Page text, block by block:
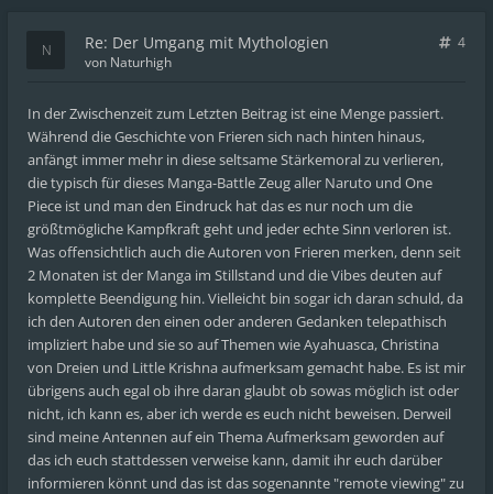
Re: Der Umgang mit Mythologien
4
von Naturhigh
In der Zwischenzeit zum Letzten Beitrag ist eine Menge passiert.
Während die Geschichte von Frieren sich nach hinten hinaus,
anfängt immer mehr in diese seltsame Stärkemoral zu verlieren,
die typisch für dieses Manga-Battle Zeug aller Naruto und One
Piece ist und man den Eindruck hat das es nur noch um die
größtmögliche Kampfkraft geht und jeder echte Sinn verloren ist.
Was offensichtlich auch die Autoren von Frieren merken, denn seit
2 Monaten ist der Manga im Stillstand und die Vibes deuten auf
komplette Beendigung hin. Vielleicht bin sogar ich daran schuld, da
ich den Autoren den einen oder anderen Gedanken telepathisch
impliziert habe und sie so auf Themen wie Ayahuasca, Christina
von Dreien und Little Krishna aufmerksam gemacht habe. Es ist mir
übrigens auch egal ob ihre daran glaubt ob sowas möglich ist oder
nicht, ich kann es, aber ich werde es euch nicht beweisen. Derweil
sind meine Antennen auf ein Thema Aufmerksam geworden auf
das ich euch stattdessen verweise kann, damit ihr euch darüber
informieren könnt und das ist das sogenannte "remote viewing" zu